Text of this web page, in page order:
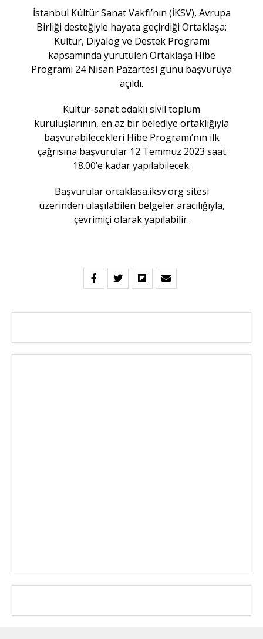
İstanbul Kültür Sanat Vakfı’nın (İKSV), Avrupa
Birliği desteğiyle hayata geçirdiği Ortaklaşa:
Kültür, Diyalog ve Destek Programı
kapsamında yürütülen Ortaklaşa Hibe
Programı 24 Nisan Pazartesi günü başvuruya
açıldı.
Kültür-sanat odaklı sivil toplum
kuruluşlarının, en az bir belediye ortaklığıyla
başvurabilecekleri Hibe Programı’nın ilk
çağrısına başvurular 12 Temmuz 2023 saat
18.00’e kadar yapılabilecek.
Başvurular ortaklasa.iksv.org sitesi
üzerinden ulaşılabilen belgeler aracılığıyla,
çevrimiçi olarak yapılabilir.